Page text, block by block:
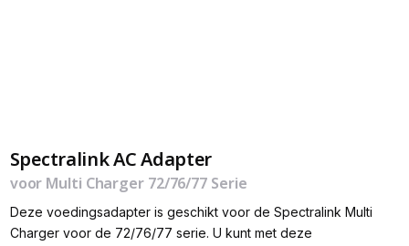
Spectralink AC Adapter
voor Multi Charger 72/76/77 Serie
Deze voedingsadapter is geschikt voor de Spectralink Multi
Charger voor de 72/76/77 serie. U kunt met deze